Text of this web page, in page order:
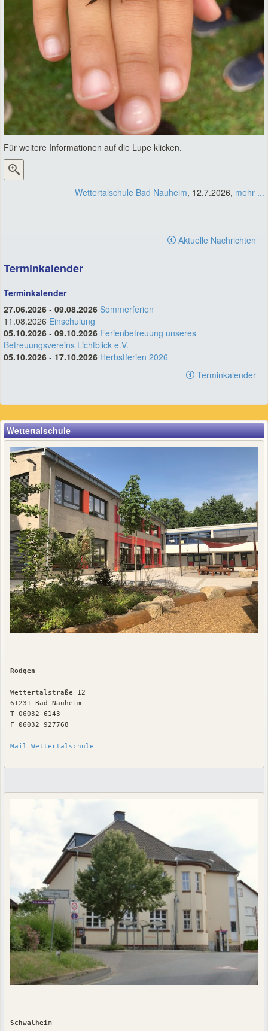
Für weitere Informationen auf die Lupe klicken.
Wettertalschule Bad Nauheim, 12.7.2026, mehr ...
Aktuelle Nachrichten
Terminkalender
Terminkalender
27.06.2026 - 09.08.2026 Sommerferien
11.08.2026 Einschulung
05.10.2026 - 09.10.2026 Ferienbetreuung unseres
Betreuungsvereins Lichtblick e.V.
05.10.2026 - 17.10.2026 Herbstferien 2026
Terminkalender
Wettertalschule
Rödgen
Wettertalstraße 12
61231 Bad Nauheim
T 06032 6143
F 06032 927768
Mail Wettertalschule
Schwalheim